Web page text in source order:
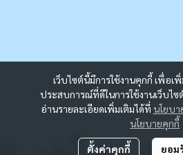
เว็บไซต์นี้มีการใช้งานคุกกี้ เพื่อ
ประสบการณ์ที่ดีในการใช้งานเว็บไ
อ่านรายละเอียดเพิ่มเติมได้ที่ นโยบ
นโยบายคุกกี้
ตั้งค่าคุกกี้ ยอม